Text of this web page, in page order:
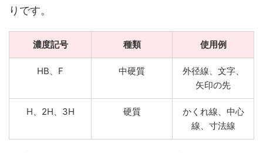
りです。
濃度記号 種類 使用例
HB、F 中硬質
外径線、文字、
矢印の先
H、2H、3H 硬質
かくれ線、中心
線、寸法線